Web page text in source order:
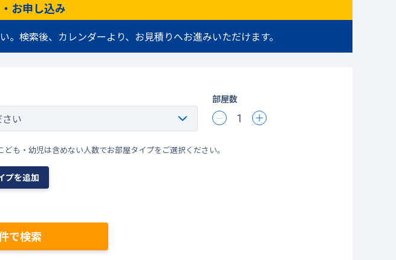
お申し込み
。検索後、カレンダーより、お見積りへお進みいただけます。
部屋数
1
も・幼児は含めない人数でお部屋タイプをご選択ください。
プを追加
で検索